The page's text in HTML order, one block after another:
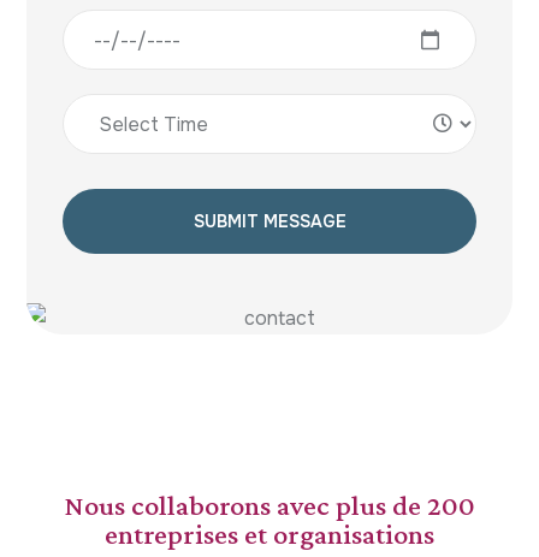
Nous collaborons avec plus de 200
entreprises et organisations